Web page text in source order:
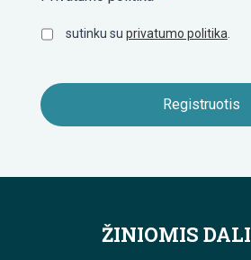
sutinku su privatumo politika
ŽINIOMIS